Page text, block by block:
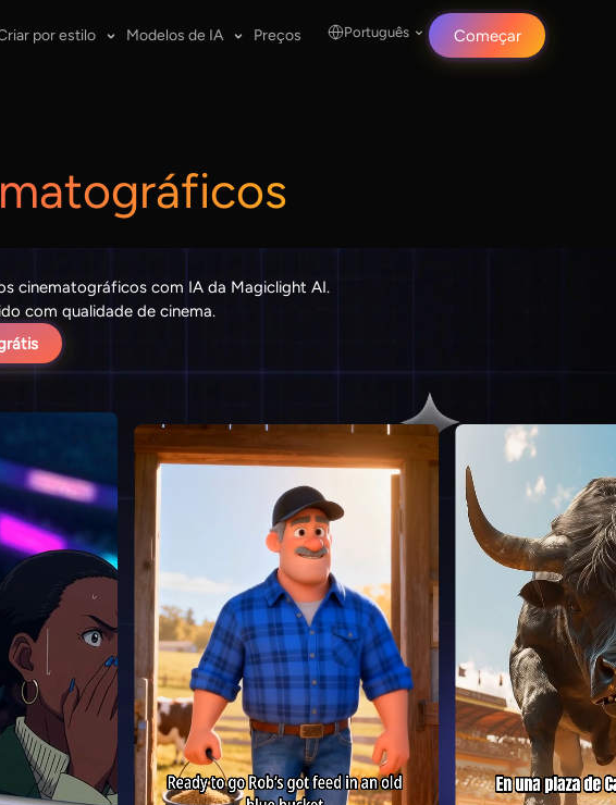
por estilo Modelos de IA Preços Português Começar
cinematográficos com IA da Magiclight AI.
com qualidade de cinema.